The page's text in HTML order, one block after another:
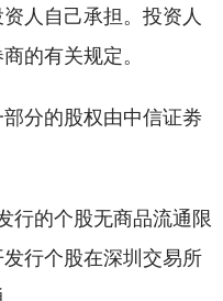
人自己承担。投资人
的有关规定。
分的股权由中信证劵
行的个股无商品流通限
行个股在深圳交易所